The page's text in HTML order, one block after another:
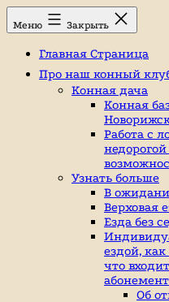
Перейти
к
Конный
клуб,
Ромашково,
лошади,
Меню Закрыть
Главная Страница
Про наш конный
Конная дача
Конная
Работа с
Узнать больше
В
Верховая
Езда без
ездой,
что
абонемент
Об